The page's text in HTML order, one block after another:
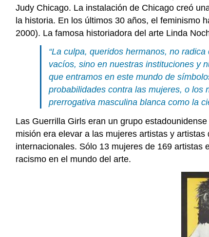
Judy Chicago. La instalación de Chicago creó
la historia. En los últimos 30 años, el feminismo
2000). La famosa historiadora del arte Linda
“La culpa, queridos hermanos, no
vacíos, sino en nuestras instituciones y
que entramos en este mundo de
probabilidades contra las mujeres, o los
prerrogativa masculina blanca como la
Las Guerrilla Girls eran un grupo
misión era elevar a las mujeres artistas y
internacionales. Sólo 13 mujeres de 169 artistas
racismo en el mundo del arte.